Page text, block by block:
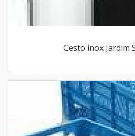
Cesto inox Jardim